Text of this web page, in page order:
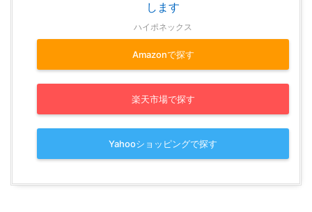
します
ハイポネックス
Amazonで探す
楽天市場で探す
Yahooショッピングで探す